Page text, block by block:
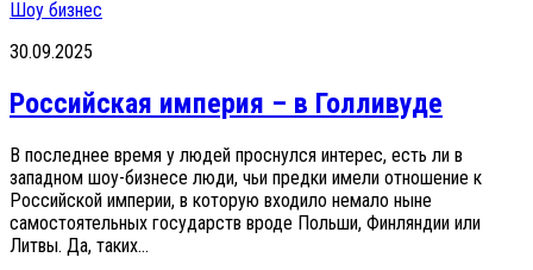
Шоу бизнес
30.09.2025
Российская империя – в Голливуде
В последнее время у людей проснулся интерес, есть ли в
западном шоу-бизнесе люди, чьи предки имели отношение к
Российской империи, в которую входило немало ныне
самостоятельных государств вроде Польши, Финляндии или
Литвы. Да, таких...